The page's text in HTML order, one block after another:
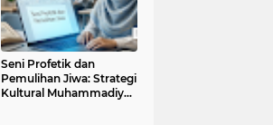
Seni Profetik dan
Pemulihan Jiwa: Strategi
Kultural Muhammadiyah